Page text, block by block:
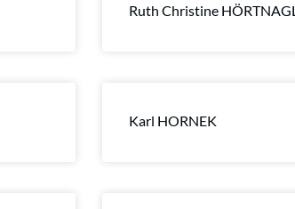
Ruth Christine HÖRTNAGL
Karl HORNEK